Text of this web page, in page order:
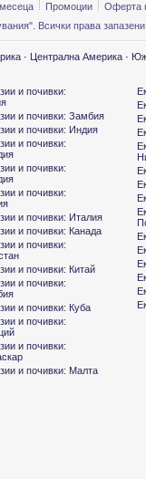
Промоции
Оферта
Всички права
· Централна Америка ·
и почивки:
и почивки: Замбия
и почивки: Индия
и почивки:
и почивки:
и почивки:
и почивки: Италия
и почивки: Канада
и почивки:
и почивки: Китай
и почивки:
и почивки: Куба
и почивки:
и почивки:
и почивки: Малта